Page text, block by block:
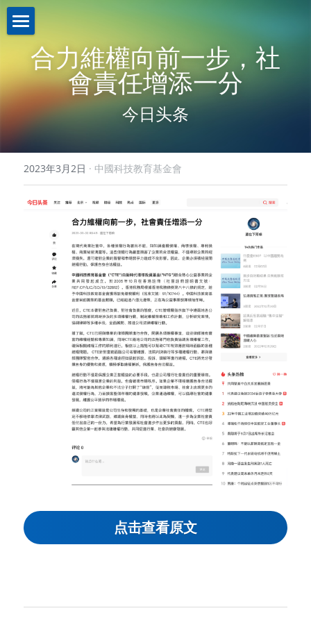
關於我們About us
機構簡介
註冊證書
本會章程
業務介紹Business
策略投資
助學計劃
入學禮券
新聞資訊News
聯繫我們
網路無障礙聲明
合力維權向前一步，社
會責任增添一分
今日头条
2023年3月2日 · 中國科技教育基金會
点击查看原文